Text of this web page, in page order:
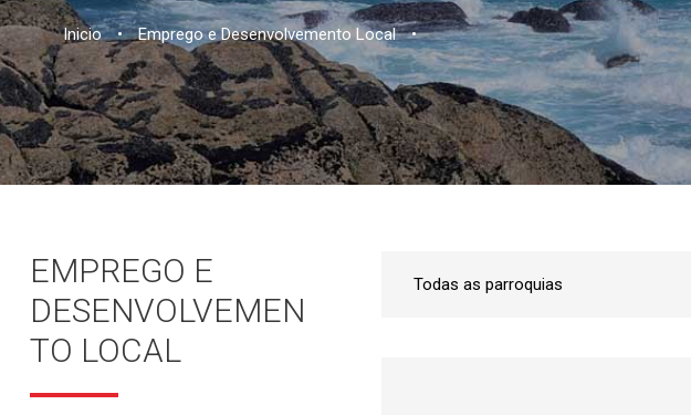
Inicio • Emprego e Desenvolvemento Local •
EMPREGO E
DESENVOLVEMEN
TO LOCAL